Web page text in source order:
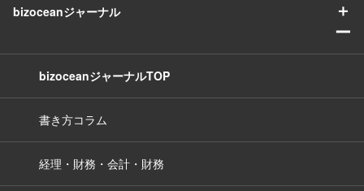
bizoceanジャーナル
＋
ー
bizoceanジャーナルTOP
書き方コラム
経理・財務・会計・財務